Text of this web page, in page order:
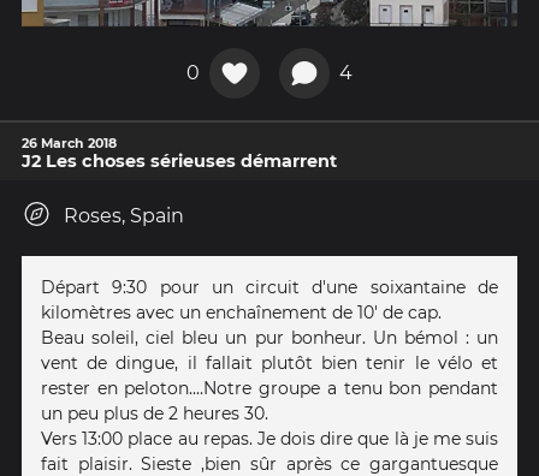
0 4
26 March 2018
J2 Les choses sérieuses démarrent
Roses, Spain
Départ 9:30 pour un circuit d'une soixantaine de
kilomètres avec un enchaînement de 10' de cap.
Beau soleil, ciel bleu un pur bonheur. Un bémol : un
vent de dingue, il fallait plutôt bien tenir le vélo et
rester en peloton....Notre groupe a tenu bon pendant
un peu plus de 2 heures 30.
Vers 13:00 place au repas. Je dois dire que là je me suis
fait plaisir. Sieste ,bien sûr après ce gargantuesque